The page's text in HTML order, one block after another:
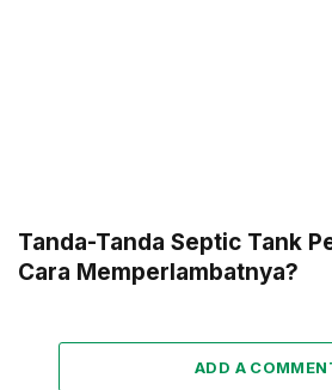
Tanda-Tanda Septic Tank
Cara Memperlambatnya?
ADD A